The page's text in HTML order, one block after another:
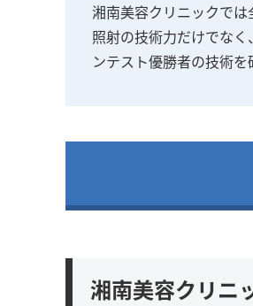
湘南美容クリニックで
照射の技術力だけでな
ンテスト優勝者の技術
湘南美容クリニ